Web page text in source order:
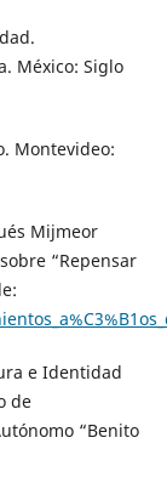
México: Siglo
Montevideo:
Mijmeor
“Repensar
e Identidad
de
“Benito